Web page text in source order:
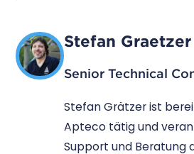
Stefan Graetzer
Senior Technical
Stefan Grätzer ist
Apteco tätig und
Support und Beratung